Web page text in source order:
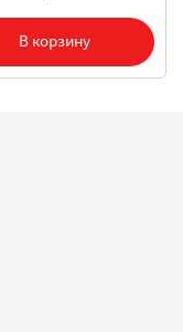
В корзину